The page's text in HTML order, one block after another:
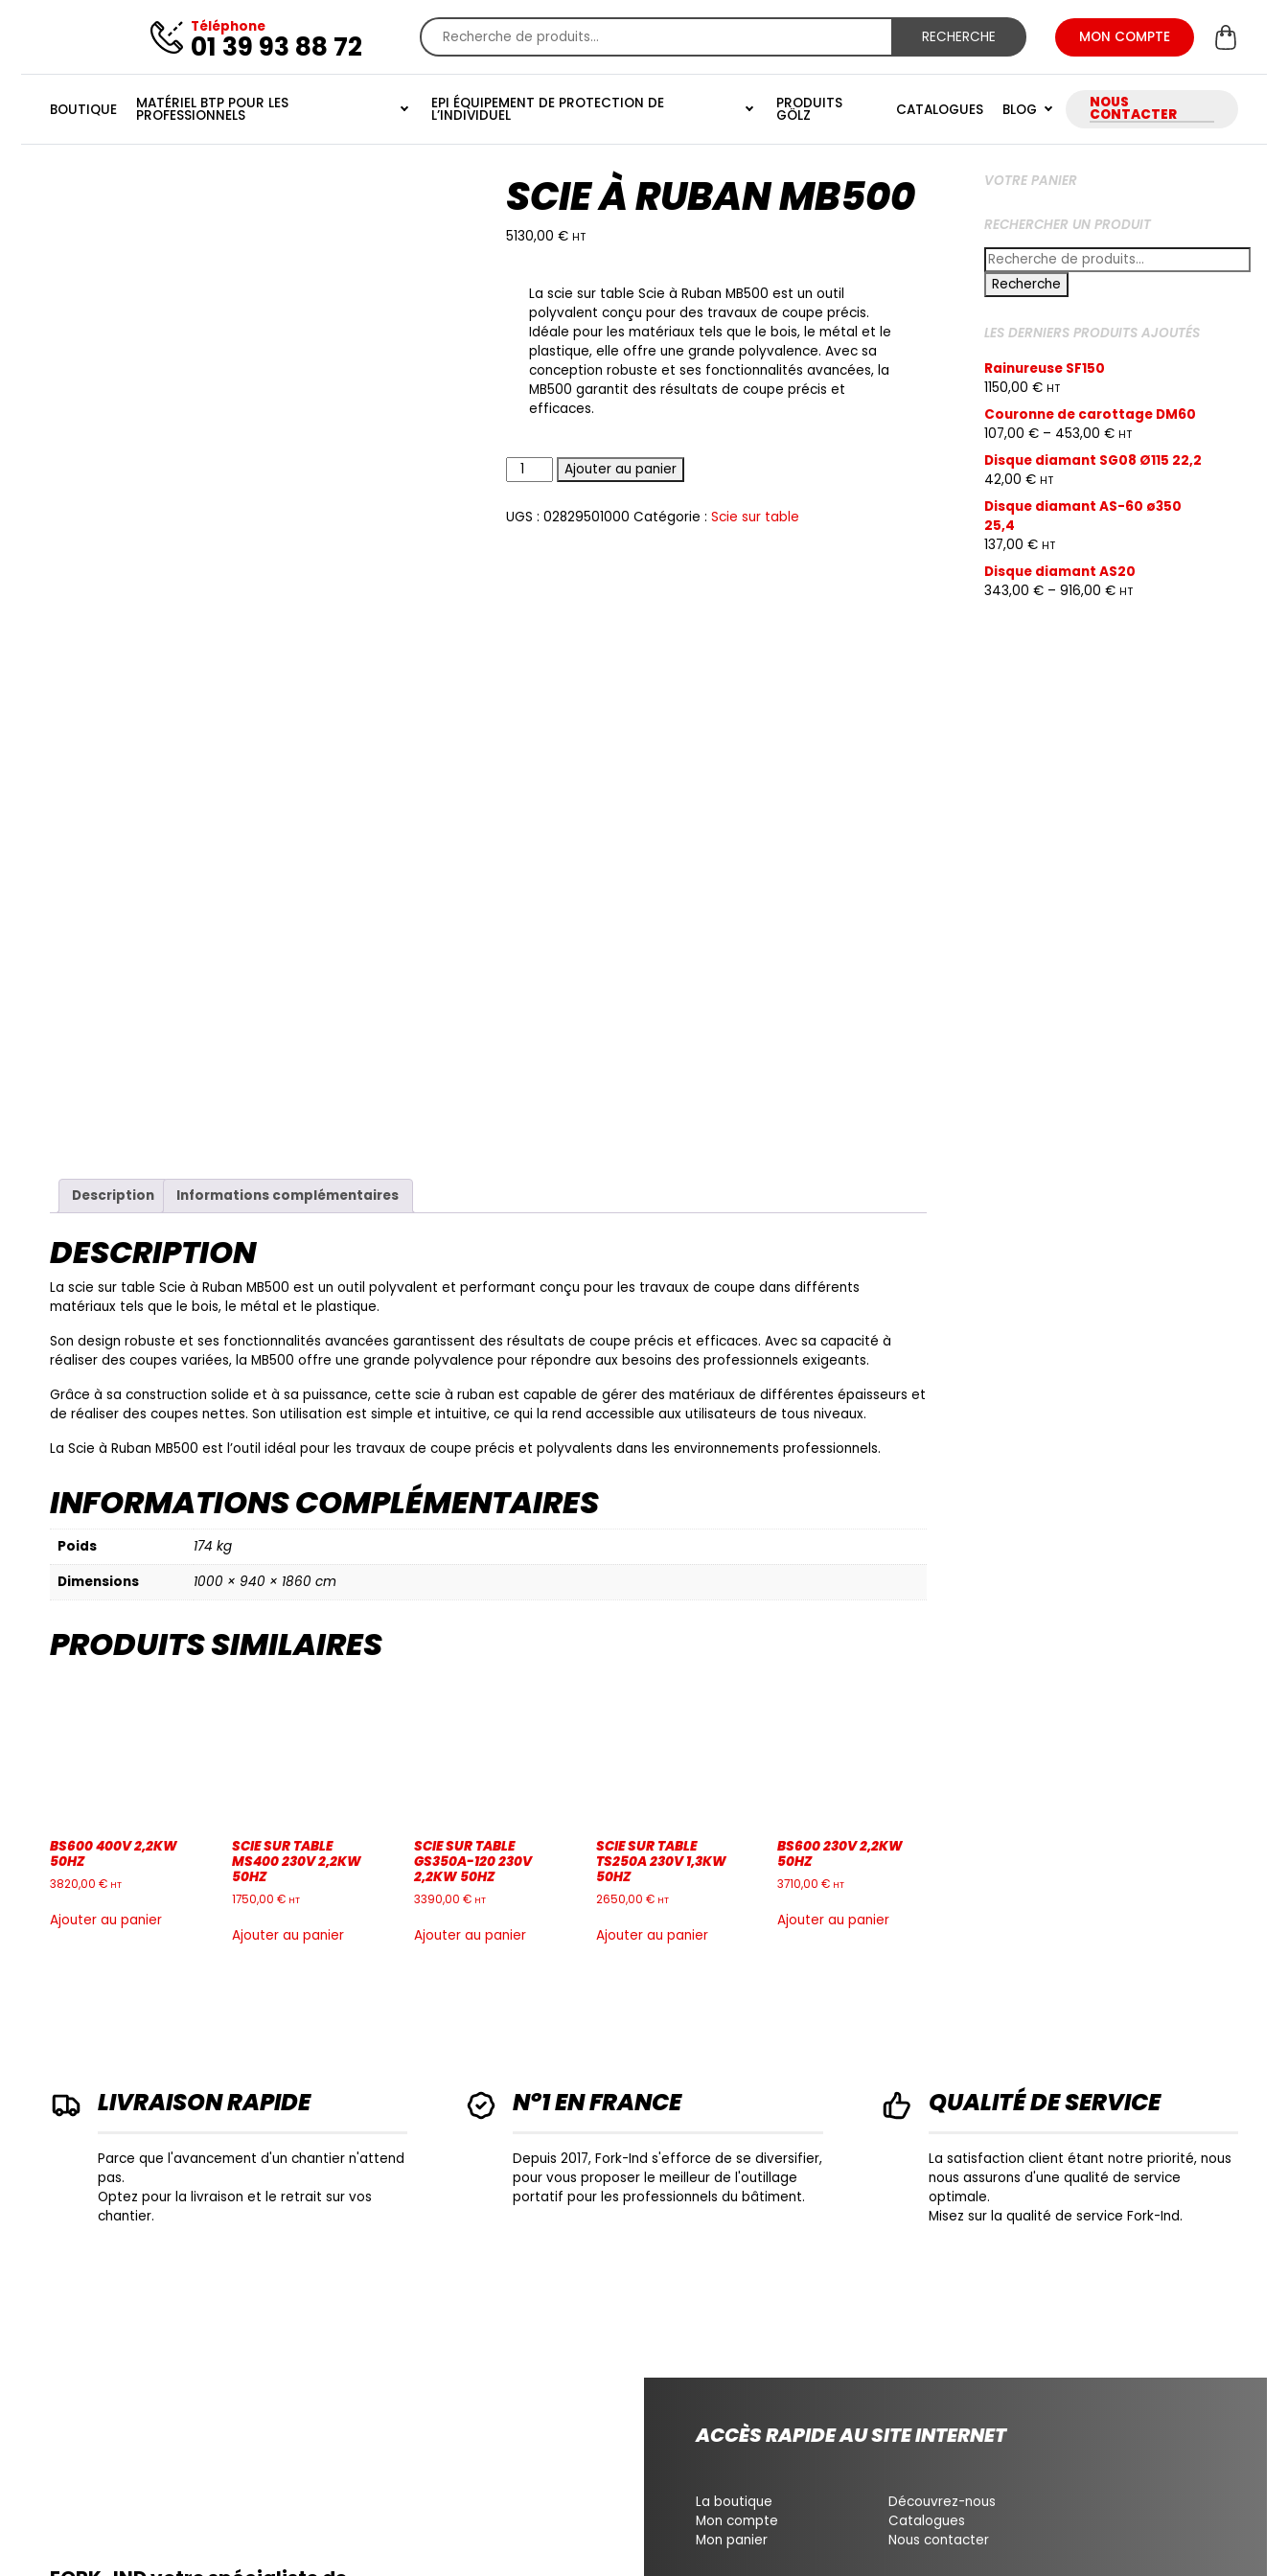
Téléphone
01 39 93 88 72
Recherche
RECHERCHE MON COMPTE
BOUTIQUE MATÉRIEL BTP POUR LES
PROFESSIONNELS
EPI ÉQUIPEMENT DE PROTECTION DE
L’INDIVIDUEL
PRODUITS
GÖLZ CATALOGUES BLOG NOUS
CONTACTER
SCIE À RUBAN MB500
5130,00 € HT
La scie sur table Scie à Ruban MB500 est un outil
polyvalent conçu pour des travaux de coupe précis.
Idéale pour les matériaux tels que le bois, le métal et le
plastique, elle offre une grande polyvalence. Avec sa
conception robuste et ses fonctionnalités avancées, la
MB500 garantit des résultats de coupe précis et
efficaces.
QuantitéAjouter au panier
UGS : 02829501000 Catégorie : Scie sur table
Description Informations complémentaires
DESCRIPTION
La scie sur table Scie à Ruban MB500 est un outil polyvalent et performant conçu pour les travaux de coupe dans différents
matériaux tels que le bois, le métal et le plastique.
Son design robuste et ses fonctionnalités avancées garantissent des résultats de coupe précis et efficaces. Avec sa capacité à
réaliser des coupes variées, la MB500 offre une grande polyvalence pour répondre aux besoins des professionnels exigeants.
Grâce à sa construction solide et à sa puissance, cette scie à ruban est capable de gérer des matériaux de différentes épaisseurs et
de réaliser des coupes nettes. Son utilisation est simple et intuitive, ce qui la rend accessible aux utilisateurs de tous niveaux.
La Scie à Ruban MB500 est l’outil idéal pour les travaux de coupe précis et polyvalents dans les environnements professionnels.
INFORMATIONS COMPLÉMENTAIRES
Poids
174 kg
Dimensions
1000 × 940 × 1860 cm
PRODUITS SIMILAIRES
BS600 400V 2,2KW
50HZ
3820,00 € HT
Ajouter au panier
SCIE SUR TABLE
MS400 230V 2,2KW
50HZ
1750,00 € HT
Ajouter au panier
SCIE SUR TABLE
GS350A-120 230V
2,2KW 50HZ
3390,00 € HT
Ajouter au panier
SCIE SUR TABLE
TS250A 230V 1,3KW
50HZ
2650,00 € HT
Ajouter au panier
BS600 230V 2,2KW
50HZ
3710,00€ HT
Ajouter au panier
VOTRE PANIER
RECHERCHER UN PRODUIT
Recherche
pour :
Recherche
LES DERNIERS PRODUITS AJOUTÉS
Rainureuse SF150
1150,00 € HT
Couronne de carottage DM60
107,00 € – 453,00 € HT
Disque diamant SG08 Ø115 22,2
42,00 € HT
Disque diamant AS-60 ø350
25,4
137,00 € HT
Disque diamant AS20
343,00 € – 916,00 € HT
LIVRAISON RAPIDE
Parce que l'avancement d'un chantier n'attend
pas.
Optez pour la livraison et le retrait sur vos
chantier.
N°1 EN FRANCE
Depuis 2017, Fork-Ind s'efforce de se diversifier,
pour vous proposer le meilleur de l'outillage
portatif pour les professionnels du bâtiment.
QUALITÉ DE SERVICE
La satisfaction client étant notre priorité, nous
nous assurons d'une qualité de service
optimale.
Misez sur la qualité de service Fork-Ind.
ACCÈS RAPIDE AU SITE INTERNET
La boutique
Mon compte
Mon panier
Découvrez-nous
Catalogues
Nous contacter